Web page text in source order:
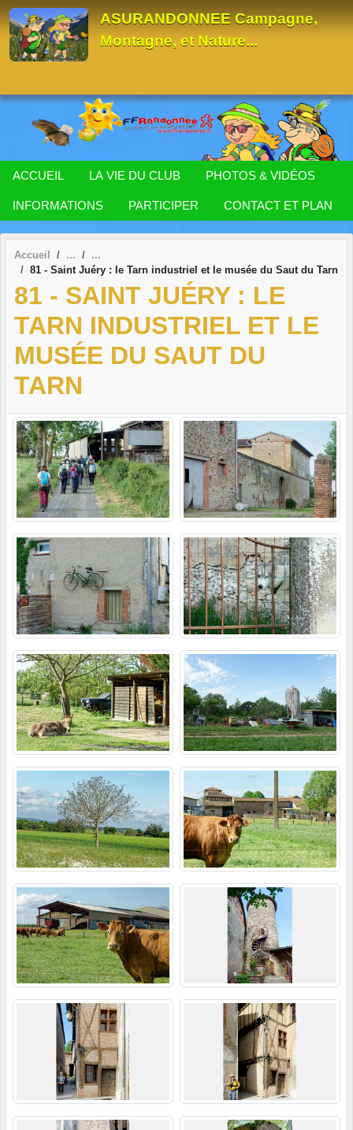
ASURANDONNEE Campagne,
Montagne, et Nature...
ACCUEIL LA VIE DU CLUB PHOTOS & VIDÉOS
INFORMATIONS PARTICIPER CONTACT ET PLAN
Accueil
81 - Saint Juéry : le Tarn industriel et le musée du Saut du Tarn
81 - SAINT JUÉRY : LE
TARN INDUSTRIEL ET LE
MUSÉE DU SAUT DU
TARN
Panneau de gestion des cookies